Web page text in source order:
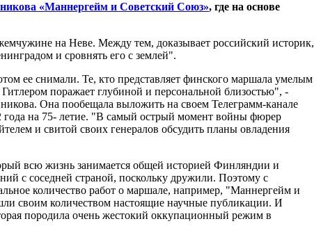
«Маннергейм и Советский Союз», где на основе
на Неве. Между тем, доказывает российский историк,
и сровнять его с землей".
ее снимали. Те, кто представляет финского маршала умелым
поражает глубиной и персональной близостью", -
Она пообещала выложить на своем Телеграмм-канале
года на 75- летие. "В самый острый момент войны фюрер
и свитой своих генералов обсудить планы овладения
всю жизнь занимается общей историей Финляндии и
с соседней страной, поскольку дружили. Поэтому с
количество работ о маршале, например, "Маннергейм и
своим количеством настоящие научные публикации. И
породила очень жестокий оккупационный режим в